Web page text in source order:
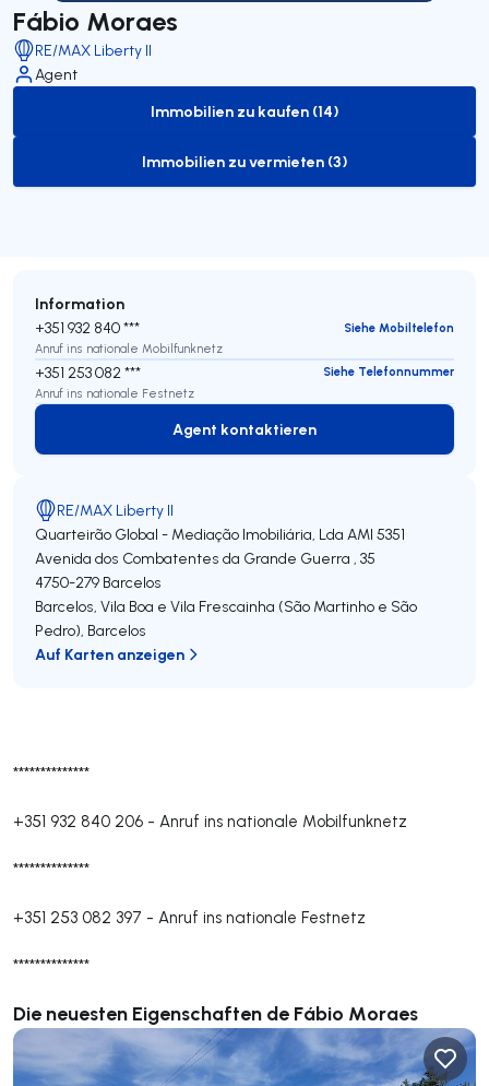
Fábio Moraes
RE/MAX Liberty II
Agent
to-buy-listing
Immobilien zu kaufen (14)
to-rent-listing
Immobilien zu vermieten (3)
**************
+351 932 840 206 - Anruf ins nationale Mobilfunknetz
**************
+351 253 082 397 - Anruf ins nationale Festnetz
**************
Die neuesten Eigenschaften de Fábio Moraes
Information
+351 932 840 ***
Siehe Mobiltelefon
Anruf ins nationale Mobilfunknetz
+351 253 082 ***
Siehe Telefonnummer
Anruf ins nationale Festnetz
Agent kontaktieren
Agent kontaktieren
RE/MAX Liberty II
Quarteirão Global - Mediação Imobiliária, Lda AMI 5351
Avenida dos Combatentes da Grande Guerra , 35
4750-279 Barcelos
Barcelos, Vila Boa e Vila Frescainha (São Martinho e São
Pedro), Barcelos
Auf Karten anzeigen